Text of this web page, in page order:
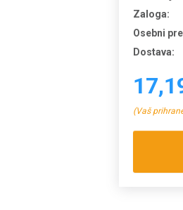
Zaloga:
Osebni
Dostava:
(Vaš